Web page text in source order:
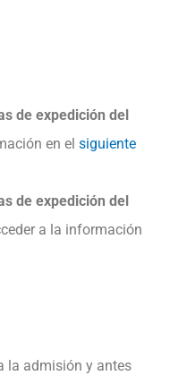
de expedición del
en el siguiente
de expedición del
a la información
la admisión y antes